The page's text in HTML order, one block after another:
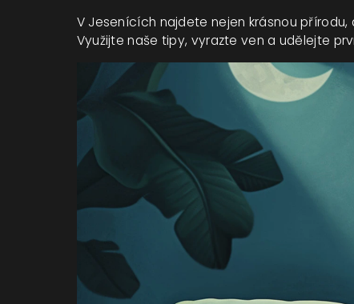
V Jesenících najdete nejen krásnou
Využijte naše tipy, vyrazte ven a udělejte